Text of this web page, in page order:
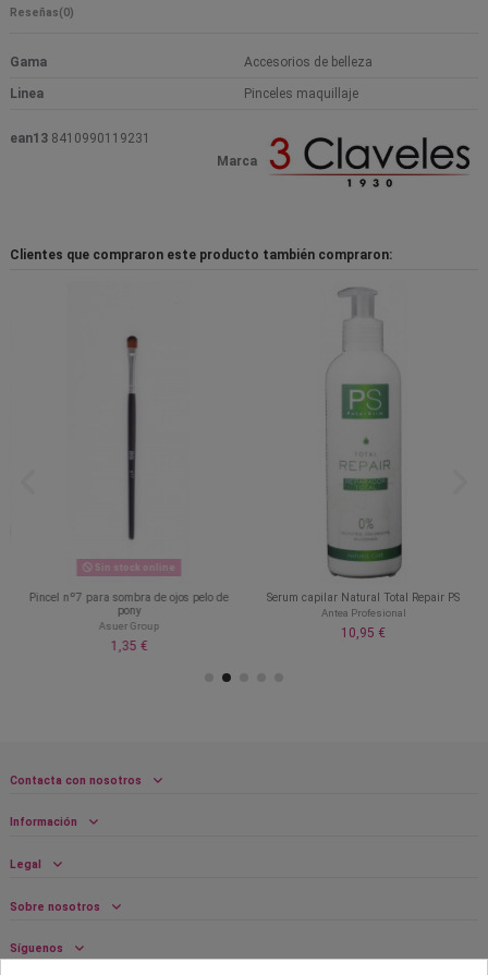
Reseñas(0)
Gama Accesorios de belleza
Linea Pinceles maquillaje
Marca
ean13 8410990119231
Clientes que compraron este producto también compraron:
Sin stock online
Pincel nº7 para sombra de ojos pelo de
pony
Asuer Group
1,35 €
Serum capilar Natural Total Repair PS
Antea Profesional
10,95 €
Contacta con nosotros
Información
Legal
Sobre nosotros
Síguenos